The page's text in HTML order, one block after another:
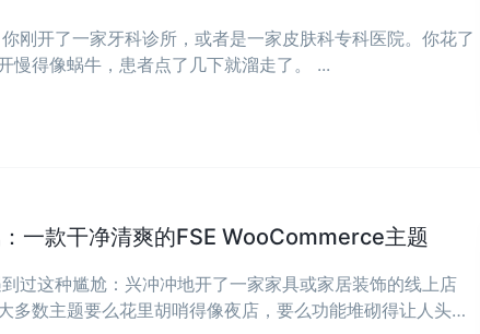
刚开了一家牙科诊所，或者是一家皮肤科专科医院。你花了
慢得像蜗牛，患者点了几下就溜走了。 ...
一款干净清爽的FSE WooCommerce主题
过这种尴尬：兴冲冲地开了一家家具或家居装饰的线上店
多数主题要么花里胡哨得像夜店，要么功能堆砌得让人头